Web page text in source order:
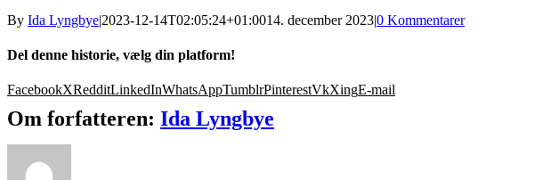
By Ida Lyngbye|2023-12-14T02:05:24+01:0014. december 2023|0 Kommentarer
Del denne historie, vælg din platform!
FacebookXRedditLinkedInWhatsAppTumblrPinterestVkXingE-mail
Om forfatteren: Ida Lyngbye